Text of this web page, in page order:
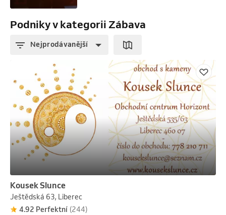
Podniky v kategorii Zábava
Nejprodávanější
Kousek Slunce
Ještědská 63, Liberec
4.92 Perfektní (244)